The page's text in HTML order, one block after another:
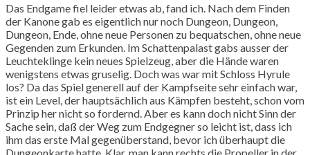
Das Endgame fiel leider etwas ab, fand ich. Nach dem Finden
der Kanone gab es eigentlich nur noch Dungeon, Dungeon,
Dungeon, Ende, ohne neue Personen zu bequatschen, ohne neue
Gegenden zum Erkunden. Im Schattenpalast gabs ausser der
Leuchteklinge kein neues Spielzeug, aber die Hände waren
wenigstens etwas gruselig. Doch was war mit Schloss Hyrule
los? Da das Spiel generell auf der Kampfseite sehr einfach war,
ist ein Level, der hauptsächlich aus Kämpfen besteht, schon vom
Prinzip her nicht so fordernd. Aber es kann doch nicht Sinn der
Sache sein, daß der Weg zum Endgegner so leicht ist, dass ich
ihm das erste Mal gegenüberstand, bevor ich überhaupt die
Dungeonkarte hatte. Klar, man kann rechts die Propeller in der